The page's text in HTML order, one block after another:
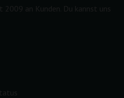
2009 an Kunden. Du kannst uns